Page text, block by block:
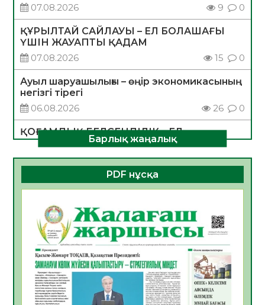
07.08.2026
9 0
ҚҰРЫЛТАЙ САЙЛАУЫ – ЕЛ БОЛАШАҒЫ
ҮШІН ЖАУАПТЫ ҚАДАМ
07.08.2026
15 0
Ауыл шаруашылығы – өңір экономикасының
негізгі тірегі
06.08.2026
26 0
ҚОҒАМДЫҚ БЕЛСЕНДІЛІК – ЕЛ
ДАМУЫНЫҢ НЕГІЗІ
06.08.2026
24 0
ҚҰРЫЛТАЙ САЙЛАУЫ – БОЛАШАҚҚА
БАСТАР ЖАУАПТЫ ТАҢДАУ
06.08.2026
Инфекциялық ауруларға қарсы иммундау
жұмыстарының тиімділігі
06.08.2026
28
Көкжөтел ауруы туралы
06.08.2026
25
Барлық жаңалық
PDF нұсқа